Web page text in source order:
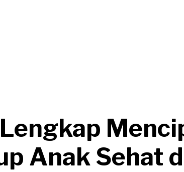
Anak Sehat